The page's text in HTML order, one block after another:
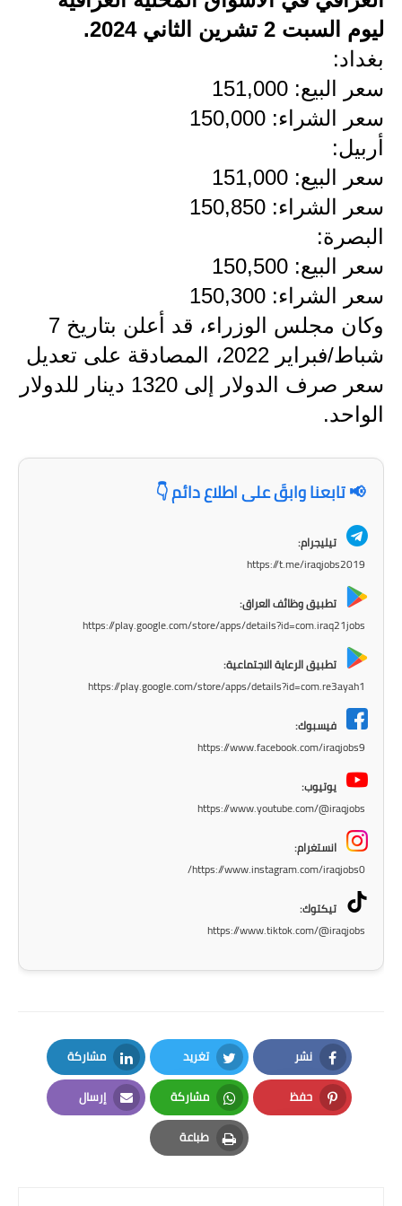
الاخبار الاقتصادية
المدارس
المرحلة الاعدادية
اسئلة وزارية
المرحلة الاعدادية
كتب مدرسية
المرحلة الابتدائية
المرحلة المتوسطة
المرحلة الاعدادية
ليوم السبت 2 تشرين الثاني 2024.
بغداد:
سعر البيع: 151,000
سعر الشراء: 150,000
أربيل:
سعر البيع: 151,000
سعر الشراء: 150,850
البصرة:
سعر البيع: 150,500
سعر الشراء: 150,300
وكان مجلس الوزراء، قد أعلن بتاريخ 7
شباط/فبراير 2022، المصادقة على تعديل
سعر صرف الدولار إلى 1320 دينار للدولار
الواحد.
📢 تابعنا وابقَ على اطلاع دائم 👇
تيليجرام:
https://t.me/iraqjobs2019
تطبيق وظائف العراق:
https://play.google.com/store/apps/details?id=com.iraq21jobs
تطبيق الرعاية الاجتماعية:
https://play.google.com/store/apps/details?id=com.re3ayah1
فيسبوك:
https://www.facebook.com/iraqjobs9
يوتيوب:
https://www.youtube.com/@iraqjobs
انستغرام:
https://www.instagram.com/iraqjobs0/
تيكتوك:
https://www.tiktok.com/@iraqjobs
نشر
Facebook
تغريد
Twitter
مشاركة
LinkedIn
حفظ
Pinterest
مشاركة
Whatsapp
إرسال
Email
طباعة
Print